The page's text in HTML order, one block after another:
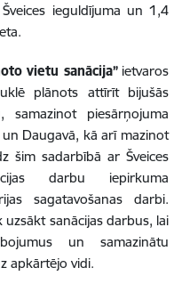
ieguldījuma un 1,4
vietu sanācija”ietvaros
plānots attīrīt bijušās
samazinot piesārņojuma
Daugavā, kā arī mazinot
šim sadarbībā ar Šveices
darbu iepirkuma
sagatavošanas darbi.
sanācijas darbus, lai
un samazinātu
apkārtējo vidi.